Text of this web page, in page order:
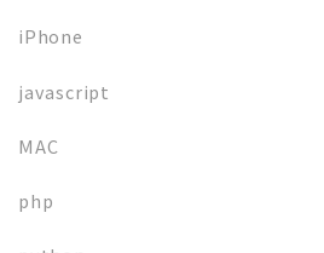
iPhone
javascript
MAC
php